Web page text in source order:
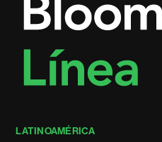
LATINOAMÉRICA